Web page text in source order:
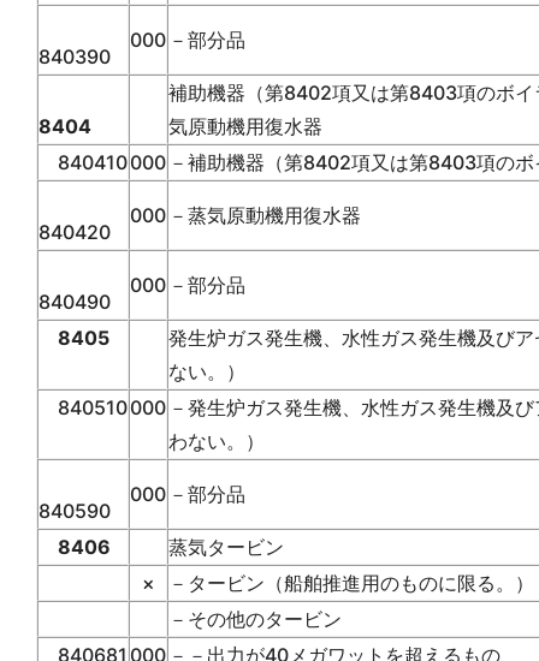
840390
000 －部分品
8404
補助機器（第8402項又は第8403項のボ
気原動機用復水器
840410000 －補助機器（第8402項又は第8403項の
840420
000 －蒸気原動機用復水器
840490
000 －部分品
8405
発生炉ガス発生機、水性ガス発生機及び
ない。）
840510000 －発生炉ガス発生機、水性ガス発生機及
わない。）
840590
000 －部分品
8406
蒸気タービン
×
－タービン（船舶推進用のものに限る。）
－その他のタービン
840681 000 －－出力が40メガワットを超えるもの